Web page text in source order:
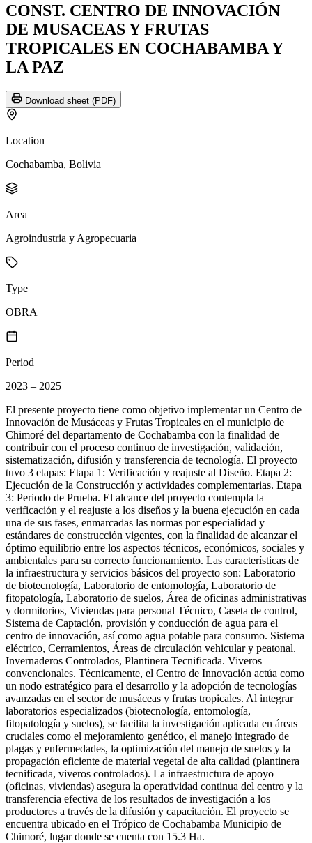
CONST. CENTRO DE INNOVACIÓN
DE MUSACEAS Y FRUTAS
TROPICALES EN COCHABAMBA Y
LA PAZ
Download sheet (PDF)
Location
Cochabamba, Bolivia
Area
Agroindustria y Agropecuaria
Type
OBRA
Period
2023 – 2025
El presente proyecto tiene como objetivo implementar un Centro de
Innovación de Musáceas y Frutas Tropicales en el municipio de
Chimoré del departamento de Cochabamba con la finalidad de
contribuir con el proceso continuo de investigación, validación,
sistematización, difusión y transferencia de tecnología. El proyecto
tuvo 3 etapas: Etapa 1: Verificación y reajuste al Diseño. Etapa 2:
Ejecución de la Construcción y actividades complementarias. Etapa
3: Periodo de Prueba. El alcance del proyecto contempla la
verificación y el reajuste a los diseños y la buena ejecución en cada
una de sus fases, enmarcadas las normas por especialidad y
estándares de construcción vigentes, con la finalidad de alcanzar el
óptimo equilibrio entre los aspectos técnicos, económicos, sociales y
ambientales para su correcto funcionamiento. Las características de
la infraestructura y servicios básicos del proyecto son: Laboratorio
de biotecnología, Laboratorio de entomología, Laboratorio de
fitopatología, Laboratorio de suelos, Área de oficinas administrativas
y dormitorios, Viviendas para personal Técnico, Caseta de control,
Sistema de Captación, provisión y conducción de agua para el
centro de innovación, así como agua potable para consumo. Sistema
eléctrico, Cerramientos, Áreas de circulación vehicular y peatonal.
Invernaderos Controlados, Plantinera Tecnificada. Viveros
convencionales. Técnicamente, el Centro de Innovación actúa como
un nodo estratégico para el desarrollo y la adopción de tecnologías
avanzadas en el sector de musáceas y frutas tropicales. Al integrar
laboratorios especializados (biotecnología, entomología,
fitopatología y suelos), se facilita la investigación aplicada en áreas
cruciales como el mejoramiento genético, el manejo integrado de
plagas y enfermedades, la optimización del manejo de suelos y la
propagación eficiente de material vegetal de alta calidad (plantinera
tecnificada, viveros controlados). La infraestructura de apoyo
(oficinas, viviendas) asegura la operatividad continua del centro y la
transferencia efectiva de los resultados de investigación a los
productores a través de la difusión y capacitación. El proyecto se
encuentra ubicado en el Trópico de Cochabamba Municipio de
Chimoré, lugar donde se cuenta con 15.3 Ha.